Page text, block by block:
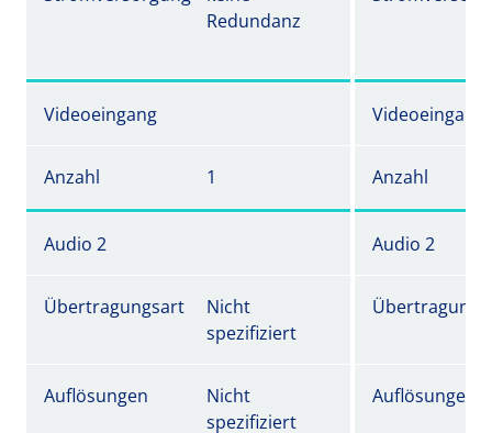
Redundanz
Videoeingang Videoeingang
Anzahl 1 Anzahl
Audio 2 Audio 2
Übertragungsart
Nicht
spezifiziert
Auflösungen
Nicht
spezifiziert
Auflösungen